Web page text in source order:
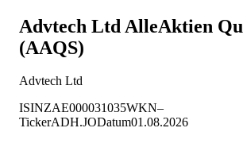
Advtech Ltd AlleAktien
(AAQS)
Advtech Ltd
ISINZAE000031035WKN–
TickerADH.JODatum01.08.2026